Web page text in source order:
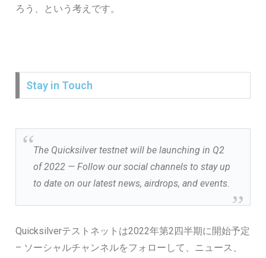
ろう、という考えです。
Stay in Touch
The Quicksilver testnet will be launching in Q2
of 2022 — Follow our social channels to stay up
to date on our latest news, airdrops, and events.
Quicksilverテストネットは2022年第2四半期に開始予定
– ソーシャルチャンネルをフォローして、ニュース、